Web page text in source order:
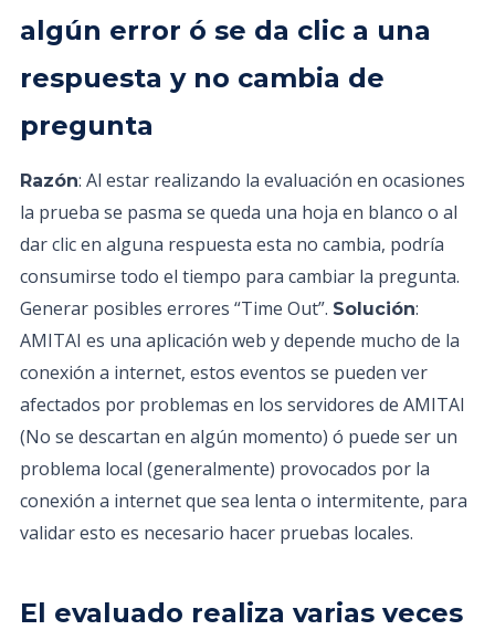
algún error ó se da clic a una
respuesta y no cambia de
pregunta
Razón: Al estar realizando la evaluación en ocasiones
la prueba se pasma se queda una hoja en blanco o al
dar clic en alguna respuesta esta no cambia, podría
consumirse todo el tiempo para cambiar la pregunta.
Generar posibles errores “Time Out”. Solución:
AMITAI es una aplicación web y depende mucho de la
conexión a internet, estos eventos se pueden ver
afectados por problemas en los servidores de AMITAI
(No se descartan en algún momento) ó puede ser un
problema local (generalmente) provocados por la
conexión a internet que sea lenta o intermitente, para
validar esto es necesario hacer pruebas locales.
El evaluado realiza varias veces